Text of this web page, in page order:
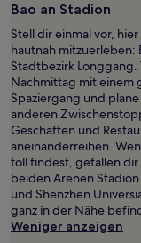
2 Erwachsenen
gefunden
wurde.
Preise
und
Verfügbarkeiten
können
sich
ändern.
Es
können
zusätzliche
Bedingungen
gelten.
Bao an Stadion
Stell dir einmal vor,
hautnah mitzuerleben:
Stadtbezirk
Nachmittag mit einem
Spaziergang und
anderen
Geschäften und
aneinanderreihen.
toll findest, gefallen
beiden Arenen
und Shenzhen
ganz in der Nähe
Weniger anzeigen